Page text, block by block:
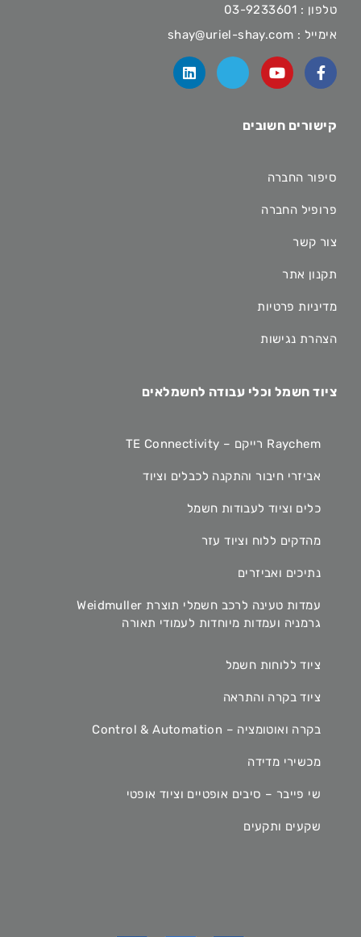
טלפון : 03-9233601
אימייל : shay@uriel-shay.com
קישורים חשובים
סיפור החברה
פרופיל החברה
צור קשר
תקנון אתר
מדיניות פרטיות
הצהרת נגישות
ציוד חשמל וכלי עבודה לחשמלאים
Raychem רייקם – TE Connectivity
אביזרי חיבור והתקנה לכבלים וציוד
כלים וציוד לעבודות חשמל
מהדקים ללוח וציוד עזר
נתיכים ואביזרים
עמדות טעינה לרכב חשמלי תוצרת Weidmuller
גרמניה ועמדות מיוחדות לעמודי תאורה
ציוד ללוחות חשמל
ציוד בקרה והתראה
בקרה ואוטומציה – Control & Automation
מכשירי מדידה
שי פייבר – סיבים אופטיים וציוד אופטי
שקעים ותקעים